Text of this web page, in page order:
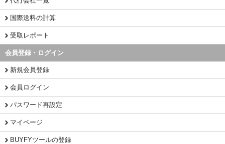
国際送料の計算
受取レポート
会員登録・ログイン
新規会員登録
会員ログイン
パスワード再設定
マイページ
BUYFYツールの登録